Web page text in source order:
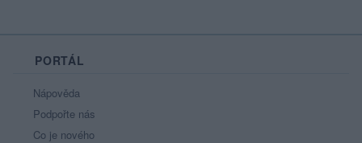
PORTÁL
Nápověda
Podpořte nás
Co je nového